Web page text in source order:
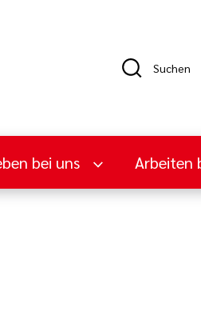
Suchen
bei uns Arbeiten